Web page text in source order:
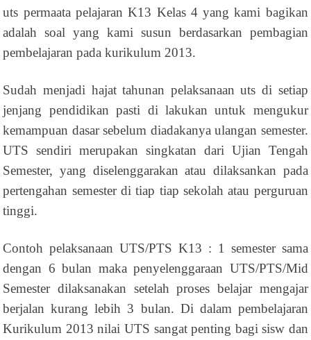
uts permaata pelajaran K13 Kelas 4 yang kami bagikan
adalah soal yang kami susun berdasarkan pembagian
pembelajaran pada kurikulum 2013.
Sudah menjadi hajat tahunan pelaksanaan uts di setiap
jenjang pendidikan pasti di lakukan untuk mengukur
kemampuan dasar sebelum diadakanya ulangan semester.
UTS sendiri merupakan singkatan dari Ujian Tengah
Semester, yang diselenggarakan atau dilaksankan pada
pertengahan semester di tiap tiap sekolah atau perguruan
tinggi.
Contoh pelaksanaan UTS/PTS K13 : 1 semester sama
dengan 6 bulan maka penyelenggaraan UTS/PTS/Mid
Semester dilaksanakan setelah proses belajar mengajar
berjalan kurang lebih 3 bulan. Di dalam pembelajaran
Kurikulum 2013 nilai UTS sangat penting bagi sisw dan